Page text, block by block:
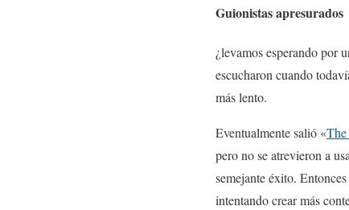
Guionistas apresurados
¿levamos esperando por
escucharon cuando
más lento.
Eventualmente salió «
pero no se atrevieron a
semejante éxito.
intentando crear más